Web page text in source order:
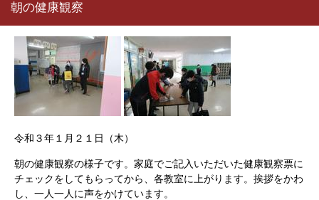
朝の健康観察
令和３年１月２１日（木）
朝の健康観察の様子です。家庭でご記入いただいた健康観察票に
チェックをしてもらってから、各教室に上がります。挨拶をかわ
し、一人一人に声をかけています。